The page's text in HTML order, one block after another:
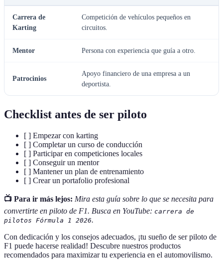
Carrera de
Karting
Competición de vehículos pequeños en
circuitos.
Mentor Persona con experiencia que guía a otro.
Patrocinios
Apoyo financiero de una empresa a un
deportista.
Checklist antes de ser piloto
[ ] Empezar con karting
[ ] Completar un curso de conducción
[ ] Participar en competiciones locales
[ ] Conseguir un mentor
[ ] Mantener un plan de entrenamiento
[ ] Crear un portafolio profesional
📺 Para ir más lejos: Mira esta guía sobre lo que se necesita para
convertirte en piloto de F1. Busca en YouTube: carrera de
pilotos Fórmula 1 2026.
Con dedicación y los consejos adecuados, ¡tu sueño de ser piloto de
F1 puede hacerse realidad! Descubre nuestros productos
recomendados para maximizar tu experiencia en el automovilismo.